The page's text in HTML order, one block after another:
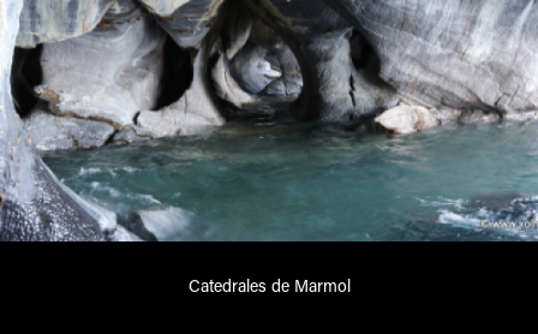
Catedrales de Marmol